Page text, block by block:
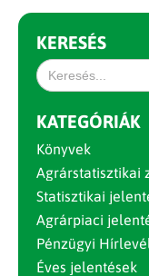
KERESÉS
Search
for:
KATEGÓRIÁK
Könyvek
Agrárstatisztikai
Statisztikai
Agrárpiaci
Pénzügyi
Éves jelentések